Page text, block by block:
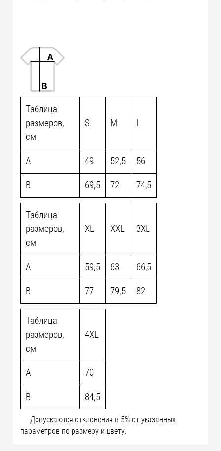
Таблица
размеров,
см
S M L
A 49 52,5 56
B 69,5 72 74,5
Таблица
размеров,
см
XL XXL 3XL
A 59,5 63 66,5
B 77 79,5 82
Таблица
размеров,
см
4XL
A 70
B 84,5
Допускаются отклонения в 5% от указанных
параметров по размеру и цвету.